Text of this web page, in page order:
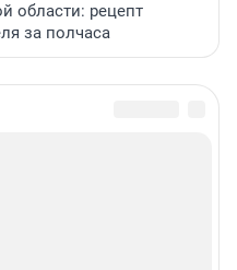
области: рецепт
за полчаса